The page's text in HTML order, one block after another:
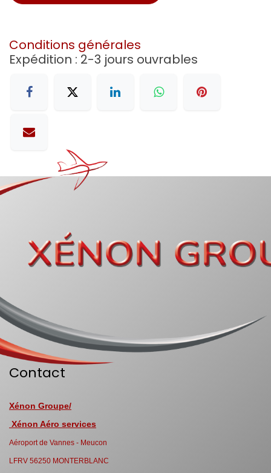
Conditions générales
Expédition : 2-3 jours ouvrables
Contact
Xénon Groupe/
Xénon Aéro services
Aéroport de Vannes - Meucon
LFRV 56250 MONTERBLANC